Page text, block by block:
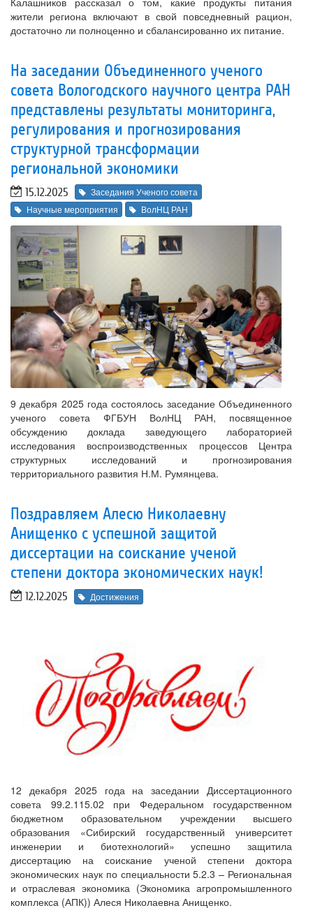
жители региона включают в свой повседневный рацион,
достаточно ли полноценно и сбалансированно их питание.
На заседании Объединенного ученого
совета Вологодского научного центра РАН
представлены результаты мониторинга,
регулирования и прогнозирования
структурной трансформации
региональной экономики
15.12.2025
Заседания Ученого совета
Научные мероприятия
ВолНЦ РАН
9 декабря 2025 года состоялось заседание Объединенного
ученого совета ФГБУН ВолНЦ РАН, посвященное
обсуждению доклада заведующего лабораторией
исследования воспроизводственных процессов Центра
структурных исследований и прогнозирования
территориального развития Н.М. Румянцева.
Поздравляем Алесю Николаевну
Анищенко с успешной защитой
диссертации на соискание ученой
степени доктора экономических наук!
12.12.2025 Достижения
12 декабря 2025 года на заседании Диссертационного
совета 99.2.115.02 при Федеральном государственном
бюджетном образовательном учреждении высшего
образования «Сибирский государственный университет
инженерии и биотехнологий» успешно защитила
диссертацию на соискание ученой степени доктора
экономических наук по специальности 5.2.3 – Региональная
и отраслевая экономика (Экономика агропромышленного
комплекса (АПК)) Алеся Николаевна Анищенко.